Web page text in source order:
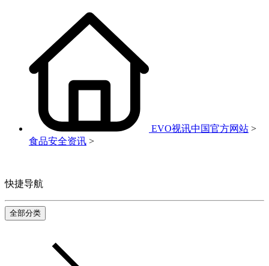
EVO视讯中国官方网站 >
食品安全资讯 >
快捷导航
全部分类